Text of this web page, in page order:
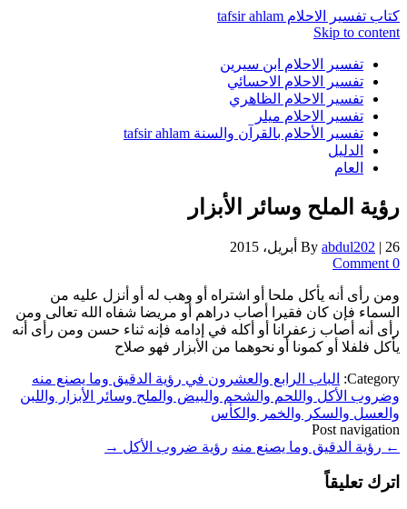
كتاب تفسير الاحلام tafsir ahlam
Skip to content
تفسير الاحلام ابن سيرين
تفسير الاحلام الاحسائي
تفسير الاحلام الظاهري
تفسير الاحلام ميلر
تفسير الأحلام بالقرآن والسنة tafsir ahlam
الدليل
العام
رؤية الملح وسائر الأبزار
By abdul202 | 26 أبريل، 2015
0 Comment
ومن رأى أنه يأكل ملحا أو اشتراه أو وهب له أو أنزل عليه من
السماء فإن كان فقيرا أصاب دراهم أو مريضا شفاه الله تعالى ومن
رأى أنه أصاب زعفرانا أو أكله في إدامه فإنه ثناء حسن ومن رأى أنه
يأكل فلفلا أو كمونا أو نحوهما من الأبزار فهو صلاح
Category:
الباب الرابع والعشرون في رؤية الدقيق وما يصنع منه
وضروب الأكل واللحم والشحم والبيض والملح وسائر الأبزار واللبن
والعسل والسكر والخمر والكأس
Post navigation
← رؤية الدقيق وما يصنع منه رؤية ضروب الأكل →
اترك تعليقاً